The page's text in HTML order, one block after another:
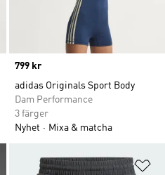
Price
799 kr
adidas Originals Sport Body
Dam Performance
3 färger
Nyhet
Mixa & matcha
Lägg till på önskelistan